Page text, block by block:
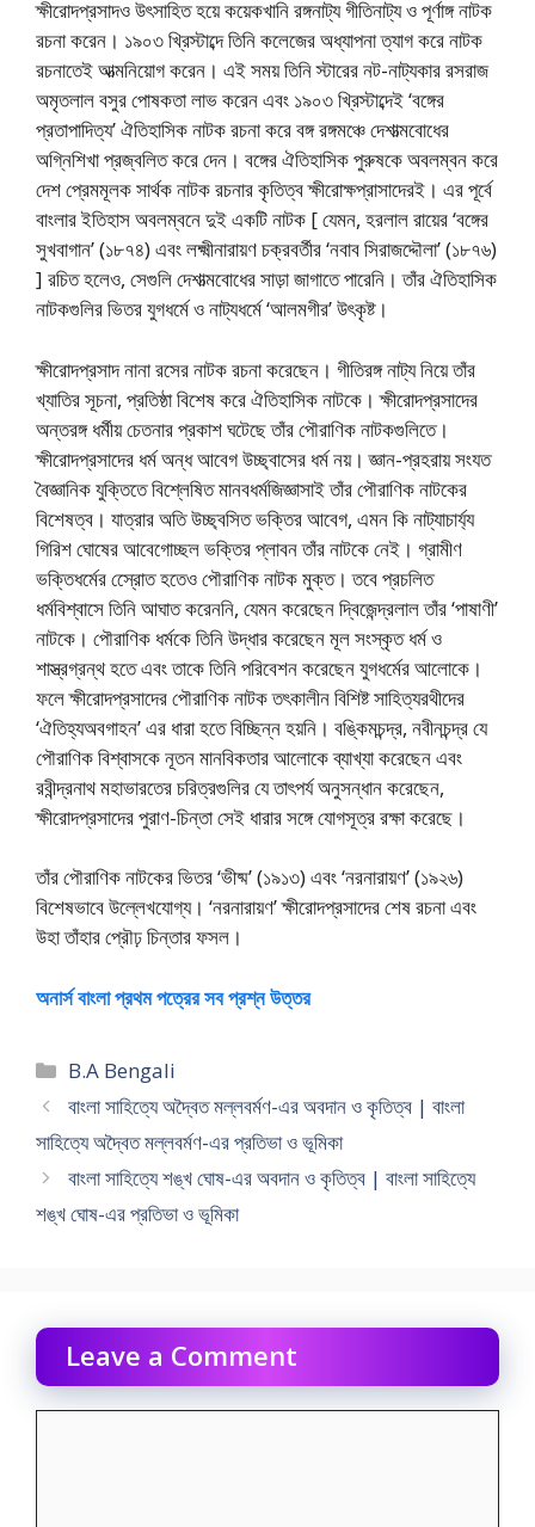
ক্ষীরোদপ্রসাদও উৎসাহিত হয়ে কয়েকখানি রঙ্গনাট্য গীতিনাট্য ও পূর্ণাঙ্গ নাটক
রচনা করেন। ১৯০৩ খ্রিস্টাব্দে তিনি কলেজের অধ্যাপনা ত্যাগ করে নাটক
রচনাতেই আত্মনিয়োগ করেন। এই সময় তিনি স্টারের নট-নাট্যকার রসরাজ
অমৃতলাল বসুর পোষকতা লাভ করেন এবং ১৯০৩ খ্রিস্টাব্দেই ‘বঙ্গের
প্রতাপাদিত্য’ ঐতিহাসিক নাটক রচনা করে বঙ্গ রঙ্গমঞ্চে দেশাত্মবোধের
অগ্নিশিখা প্রজ্বলিত করে দেন। বঙ্গের ঐতিহাসিক পুরুষকে অবলম্বন করে
দেশ প্রেমমূলক সার্থক নাটক রচনার কৃতিত্ব ক্ষীরোক্ষপ্রাসাদেরই। এর পূর্বে
বাংলার ইতিহাস অবলম্বনে দুই একটি নাটক [ যেমন, হরলাল রায়ের ‘বঙ্গের
সুখবাগান’ (১৮৭৪) এবং লক্ষ্মীনারায়ণ চক্রবর্তীর ‘নবাব সিরাজদ্দৌলা’ (১৮৭৬)
] রচিত হলেও, সেগুলি দেশাত্মবোধের সাড়া জাগাতে পারেনি। তাঁর ঐতিহাসিক
নাটকগুলির ভিতর যুগধর্মে ও নাট্যধর্মে ‘আলমগীর’ উৎকৃষ্ট।
ক্ষীরোদপ্রসাদ নানা রসের নাটক রচনা করেছেন। গীতিরঙ্গ নাট্য নিয়ে তাঁর
খ্যাতির সূচনা, প্রতিষ্ঠা বিশেষ করে ঐতিহাসিক নাটকে। ক্ষীরোদপ্রসাদের
অন্তরঙ্গ ধর্মীয় চেতনার প্রকাশ ঘটেছে তাঁর পৌরাণিক নাটকগুলিতে।
ক্ষীরোদপ্রসাদের ধর্ম অন্ধ আবেগ উচ্ছ্বাসের ধর্ম নয়। জ্ঞান-প্রহরায় সংযত
বৈজ্ঞানিক যুক্তিতে বিশ্লেষিত মানবধর্মজিজ্ঞাসাই তাঁর পৌরাণিক নাটকের
বিশেষত্ব। যাত্রার অতি উচ্ছ্বসিত ভক্তির আবেগ, এমন কি নাট্যাচার্য্য
গিরিশ ঘোষের আবেগোচ্ছল ভক্তির প্লাবন তাঁর নাটকে নেই। গ্রামীণ
ভক্তিধর্মের স্রোেত হতেও পৌরাণিক নাটক মুক্ত। তবে প্রচলিত
ধর্মবিশ্বাসে তিনি আঘাত করেননি, যেমন করেছেন দ্বিজেন্দ্রলাল তাঁর ‘পাষাণী’
নাটকে। পৌরাণিক ধর্মকে তিনি উদ্ধার করেছেন মূল সংস্কৃত ধর্ম ও
শাস্ত্রগ্রন্থ হতে এবং তাকে তিনি পরিবেশন করেছেন যুগধর্মের আলোকে।
ফলে ক্ষীরোদপ্রসাদের পৌরাণিক নাটক তৎকালীন বিশিষ্ট সাহিত্যরথীদের
‘ঐতিহ্যঅবগাহন’ এর ধারা হতে বিচ্ছিন্ন হয়নি। বঙ্কিমচন্দ্র, নবীনচন্দ্র যে
পৌরাণিক বিশ্বাসকে নূতন মানবিকতার আলোকে ব্যাখ্যা করেছেন এবং
রবীন্দ্রনাথ মহাভারতের চরিত্রগুলির যে তাৎপর্য অনুসন্ধান করেছেন,
ক্ষীরোদপ্রসাদের পুরাণ-চিন্তা সেই ধারার সঙ্গে যোগসূত্র রক্ষা করেছে।
তাঁর পৌরাণিক নাটকের ভিতর ‘ভীষ্ম’ (১৯১৩) এবং ‘নরনারায়ণ’ (১৯২৬)
বিশেষভাবে উল্লেখযোগ্য। ‘নরনারায়ণ’ ক্ষীরোদপ্রসাদের শেষ রচনা এবং
উহা তাঁহার প্রৌঢ় চিন্তার ফসল।
অনার্স বাংলা প্রথম পত্রের সব প্রশ্ন উত্তর
Categories
B.A Bengali
বাংলা সাহিত্যে অদ্বৈত মল্লবর্মণ-এর অবদান ও কৃতিত্ব | বাংলা
সাহিত্যে অদ্বৈত মল্লবর্মণ-এর প্রতিভা ও ভূমিকা
বাংলা সাহিত্যে শঙ্খ ঘোষ-এর অবদান ও কৃতিত্ব | বাংলা সাহিত্যে
শঙ্খ ঘোষ-এর প্রতিভা ও ভূমিকা
Leave a Comment